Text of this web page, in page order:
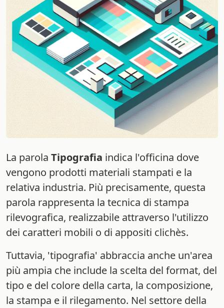
La parola Tipografia indica l'officina dove
vengono prodotti materiali stampati e la
relativa industria. Più precisamente, questa
parola rappresenta la tecnica di stampa
rilevografica, realizzabile attraverso l'utilizzo
dei caratteri mobili o di appositi clichès.
Tuttavia, 'tipografia' abbraccia anche un'area
più ampia che include la scelta del format, del
tipo e del colore della carta, la composizione,
la stampa e il rilegamento. Nel settore della